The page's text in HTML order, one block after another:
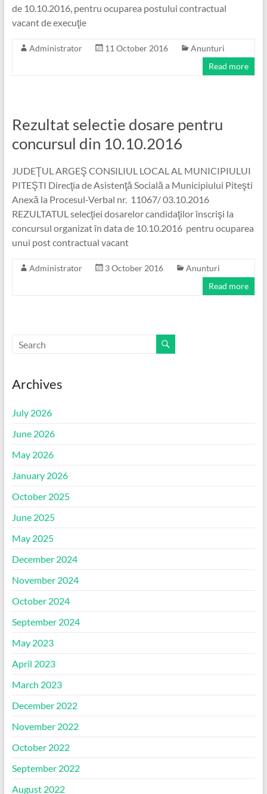
de 10.10.2016, pentru ocuparea postului contractual
vacant de execuţie
Administrator 11 October 2016
Anunturi
Read more
Rezultat selectie dosare pentru
concursul din 10.10.2016
JUDEŢUL ARGEŞ CONSILIUL LOCAL AL MUNICIPIULUI
PITEŞTI Direcţia de Asistenţă Socială a Municipiului Piteşti
Anexă la Procesul-Verbal nr. 11067/ 03.10.2016
REZULTATUL selecţiei dosarelor candidaţilor înscrişi la
concursul organizat în data de 10.10.2016 pentru ocuparea
unui post contractual vacant
Administrator 3 October 2016
Anunturi
Read more
Archives
July 2026
June 2026
May 2026
January 2026
October 2025
June 2025
May 2025
December 2024
November 2024
October 2024
September 2024
May 2023
April 2023
March 2023
December 2022
November 2022
October 2022
September 2022
August 2022